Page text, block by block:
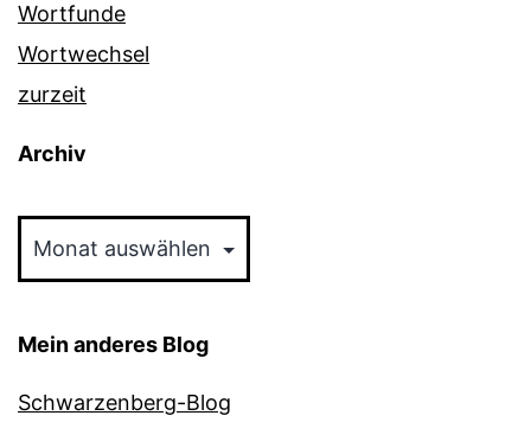
Wortfunde
Wortwechsel
zurzeit
Archiv
Mein anderes Blog
Schwarzenberg-Blog